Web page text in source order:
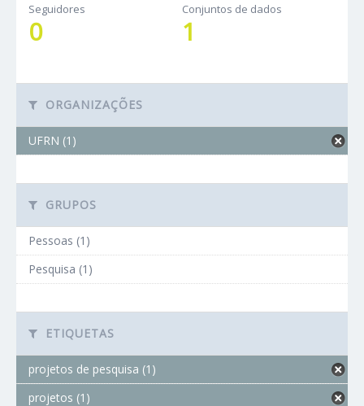
Seguidores
0
Conjuntos de dados
1
ORGANIZAÇÕES
UFRN (1)
GRUPOS
Pessoas (1)
Pesquisa (1)
ETIQUETAS
projetos de pesquisa (1)
projetos (1)